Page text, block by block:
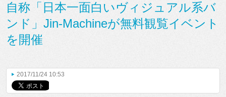
自称「日本一面白いヴィジュアル系バ
ンド」Jin-Machineが無料観覧イベント
を開催
2017/11/24 10:53